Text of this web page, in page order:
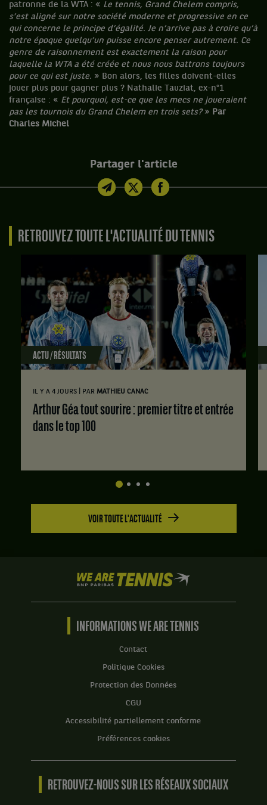
patronne de la WTA : « Le tennis, Grand Chelem compris,
s’est aligné sur notre société moderne et progressive en ce
qui concerne le principe d’égalité. Je n’arrive pas à croire qu’à
notre époque quelqu’un puisse encore penser autrement. Ce
genre de raisonnement est exactement la raison pour
laquelle la WTA a été créée et nous nous battrons toujours
pour ce qui est juste. » Bon alors, les filles doivent-elles
jouer plus pour gagner plus ? Nathalie Tauziat, ex-n°1
française : « Et pourquoi, est-ce que les mecs ne joueraient
pas les tournois du Grand Chelem en trois sets? » Par
Charles Michel
Partager l'article
RETROUVEZ TOUTE L'ACTUALITÉ DU TENNIS
ACTU / RÉSULTATS
IL Y A 4 JOURS PAR MATHIEU CANAC
Arthur Géa tout sourire : premier titre et entrée
dans le top 100
VOIR TOUTE L'ACTUALITÉ
We
are
Tennis
BNP
Accueil
INFORMATIONS WE ARE TENNIS
Contact
Politique Cookies
Protection des Données
CGU
Accessibilité partiellement conforme
Préférences cookies
RETROUVEZ-NOUS SUR LES RÉSEAUX SOCIAUX